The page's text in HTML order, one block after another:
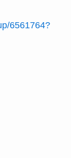
6561764?